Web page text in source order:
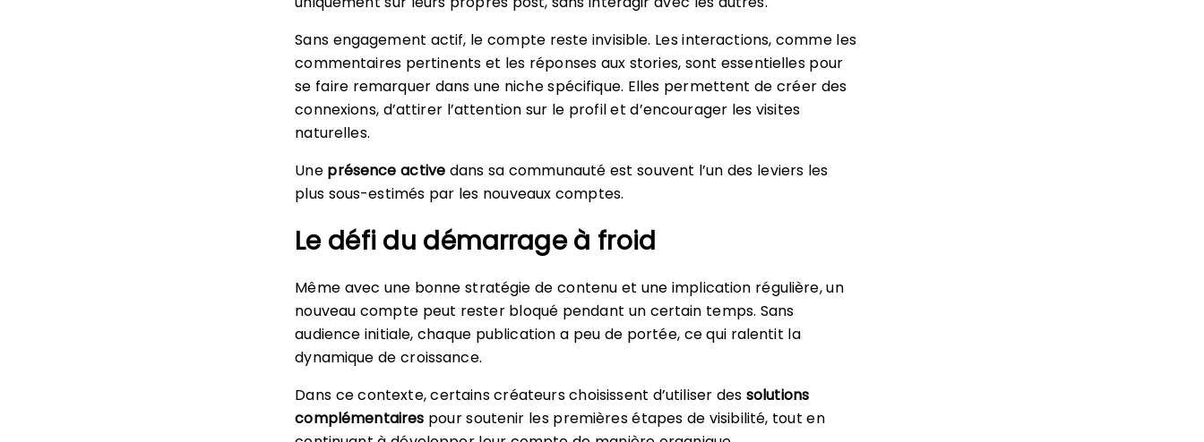
Sans engagement actif, le compte reste invisible. Les interactions, comme les
commentaires pertinents et les réponses aux stories, sont essentielles pour
se faire remarquer dans une niche spécifique. Elles permettent de créer des
connexions, d’attirer l’attention sur le profil et d’encourager les visites
naturelles.
Une présence active dans sa communauté est souvent l’un des leviers les
plus sous-estimés par les nouveaux comptes.
Le défi du démarrage à froid
Même avec une bonne stratégie de contenu et une implication régulière, un
nouveau compte peut rester bloqué pendant un certain temps. Sans
audience initiale, chaque publication a peu de portée, ce qui ralentit la
dynamique de croissance.
Dans ce contexte, certains créateurs choisissent d’utiliser des solutions
complémentaires pour soutenir les premières étapes de visibilité, tout en